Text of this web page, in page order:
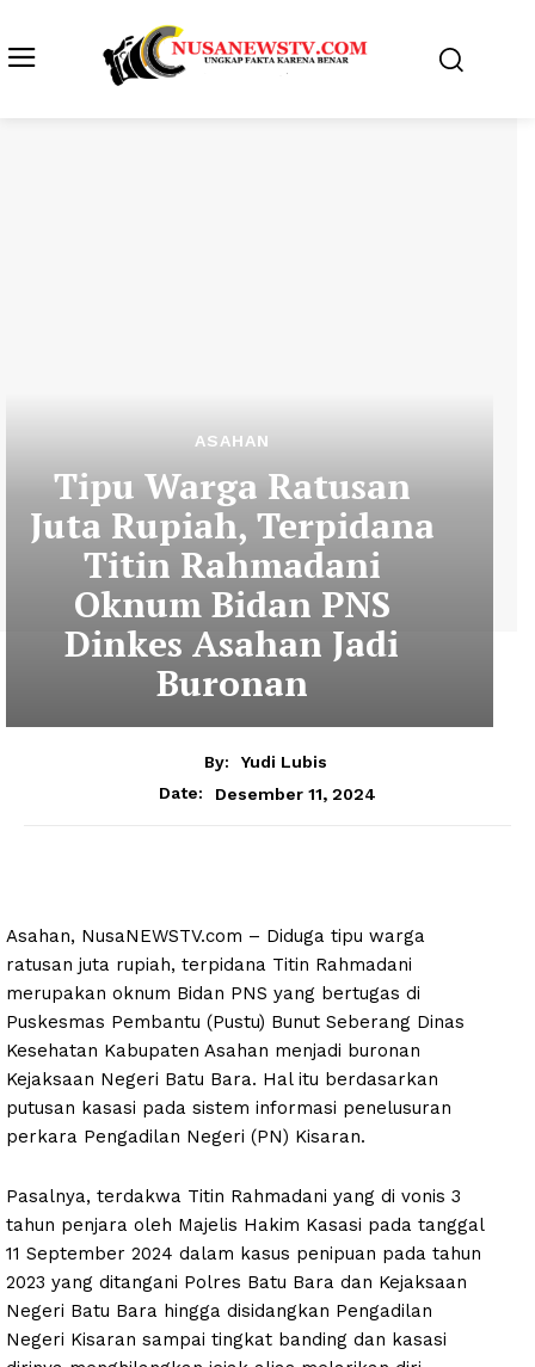
ASAHAN
Tipu Warga Ratusan
Juta Rupiah, Terpidana
Titin Rahmadani
Oknum Bidan PNS
Dinkes Asahan Jadi
Buronan
By:
Yudi Lubis
Date:
Desember 11, 2024
Asahan, NusaNEWSTV.com – Diduga tipu warga
ratusan juta rupiah, terpidana Titin Rahmadani
merupakan oknum Bidan PNS yang bertugas di
Puskesmas Pembantu (Pustu) Bunut Seberang Dinas
Kesehatan Kabupaten Asahan menjadi buronan
Kejaksaan Negeri Batu Bara. Hal itu berdasarkan
putusan kasasi pada sistem informasi penelusuran
perkara Pengadilan Negeri (PN) Kisaran.
Pasalnya, terdakwa Titin Rahmadani yang di vonis 3
tahun penjara oleh Majelis Hakim Kasasi pada tanggal
11 September 2024 dalam kasus penipuan pada tahun
2023 yang ditangani Polres Batu Bara dan Kejaksaan
Negeri Batu Bara hingga disidangkan Pengadilan
Negeri Kisaran sampai tingkat banding dan kasasi